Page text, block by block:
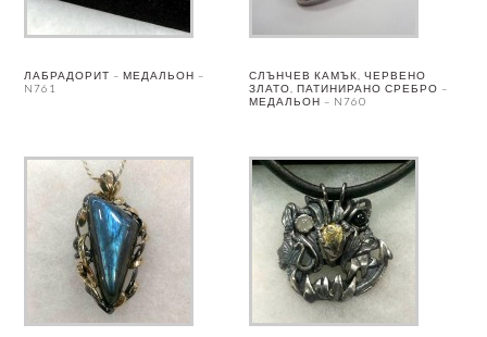
ЛАБРАДОРИТ – МЕДАЛЬОН –
N761
СЛЪНЧЕВ КАМЪК, ЧЕРВЕНО
ЗЛАТО, ПАТИНИРАНО СРЕБРО –
МЕДАЛЬОН – N760